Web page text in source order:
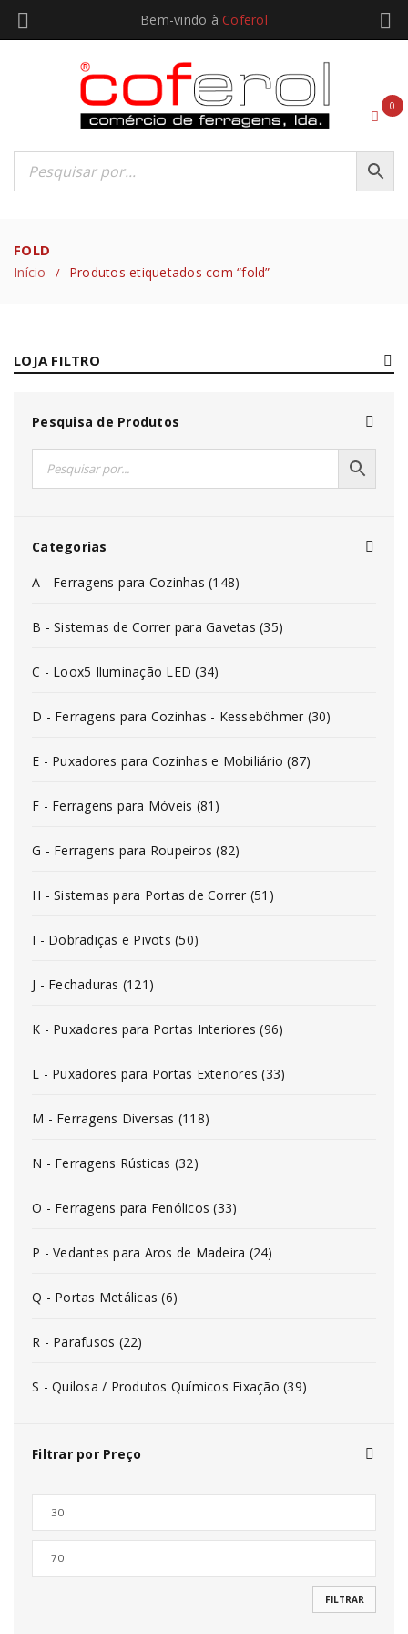
Bem-vindo à Coferol
0
FOLD
Início / Produtos etiquetados com “fold”
LOJA FILTRO
Pesquisa de Produtos
Categorias
A - Ferragens para Cozinhas (148)
B - Sistemas de Correr para Gavetas (35)
C - Loox5 Iluminação LED (34)
D - Ferragens para Cozinhas - Kesseböhmer (30)
E - Puxadores para Cozinhas e Mobiliário (87)
F - Ferragens para Móveis (81)
G - Ferragens para Roupeiros (82)
H - Sistemas para Portas de Correr (51)
I - Dobradiças e Pivots (50)
J - Fechaduras (121)
K - Puxadores para Portas Interiores (96)
L - Puxadores para Portas Exteriores (33)
M - Ferragens Diversas (118)
N - Ferragens Rústicas (32)
O - Ferragens para Fenólicos (33)
P - Vedantes para Aros de Madeira (24)
Q - Portas Metálicas (6)
R - Parafusos (22)
S - Quilosa / Produtos Químicos Fixação (39)
Filtrar por Preço
FILTRAR